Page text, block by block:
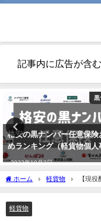
記事内に広告が含
黒
格安の黒ナンバー任意保険
めランキング（軽貨物個人
2022年10月2日
ホーム 軽貨物 【現
軽貨物